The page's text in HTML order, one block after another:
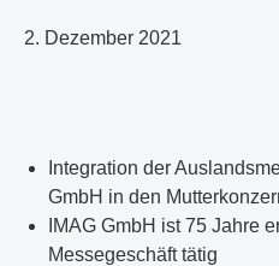
2. Dezember 2021
Integration der
GmbH in den
IMAG GmbH ist 75 Jahre
Messegeschäft tätig